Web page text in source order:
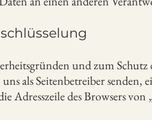
und zum
als Seitenbetreiber senden,
Adresszeile des Browsers